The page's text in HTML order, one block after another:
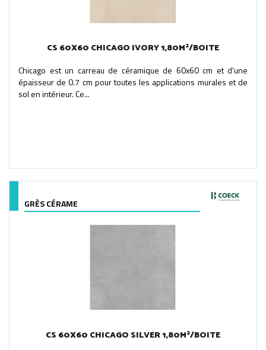
CS 60X60 CHICAGO IVORY 1,80M²/BOITE
Chicago est un carreau de céramique de 60x60 cm et d'une
épaisseur de 0.7 cm pour toutes les applications murales et de
sol en intérieur. Ce...
GRÈS CÉRAME
CS 60X60 CHICAGO SILVER 1,80M²/BOITE